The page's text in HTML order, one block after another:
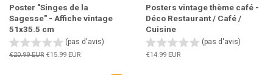
Poster "Singes de la
Sagesse" - Affiche vintage
51x35.5 cm
(pas d'avis)
Prix
€20.99 EUR Prix
€15.99 EUR
Posters vintage thème café -
Déco Restaurant / Café /
Cuisine
(pas d'avis)
Prix
€14.99 EUR